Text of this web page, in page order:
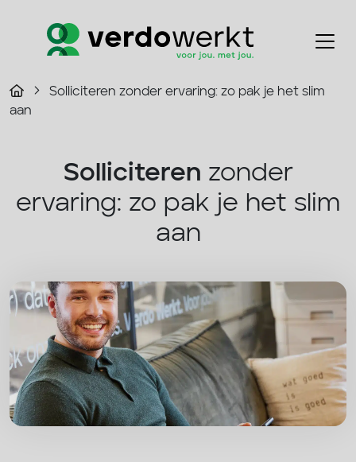
Solliciteren zonder ervaring: zo pak je het slim
aan
Solliciteren zonder
ervaring: zo pak je het slim
aan